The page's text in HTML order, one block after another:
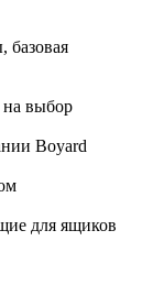
базовая
на выбор
Boyard
для ящиков